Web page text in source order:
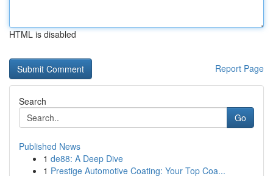
HTML is disabled
Report Page
Search
Go
Published News
1 de88: A Deep Dive
1 Prestige Automotive Coating: Your Top Coa...